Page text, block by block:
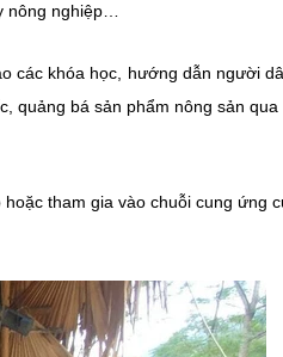
nông nghiệp…
các khóa học, hướng dẫn người
quảng bá sản phẩm nông sản qua
tham gia vào chuỗi cung ứng